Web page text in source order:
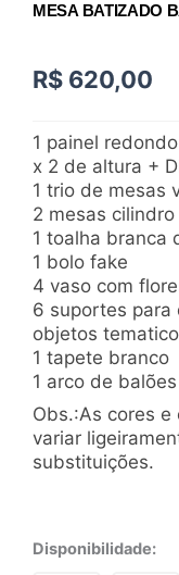
MESA BATIZADO
R$ 620,00
1 painel
x 2 de altura +
1 trio de mesas
2 mesas
1 toalha branca
1 bolo fake
4 vaso com
6 suportes para
objetos
1 tapete branco
1 arco de
Obs.:As cores
variar
substituições.
Disponibilidade: